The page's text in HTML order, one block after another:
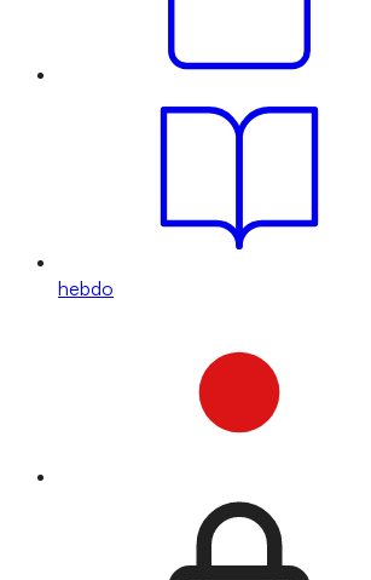
hebdo